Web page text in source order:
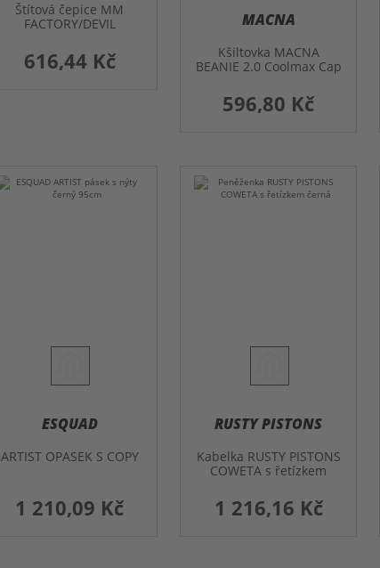
Štítová čepice MM
FACTORY/DEVIL
616,44 Kč
MACNA
Kšiltovka MACNA
BEANIE 2.0 Coolmax Cap
596,80 Kč
ESQUAD
ARTIST OPASEK S COPY
1 210,09 Kč
RUSTY PISTONS
Kabelka RUSTY PISTONS
COWETA s řetízkem
1 216,16 Kč